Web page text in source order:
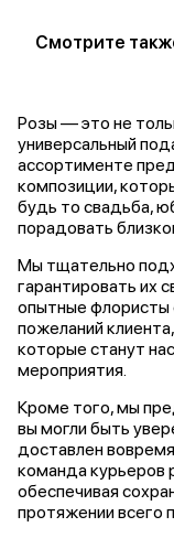
Смотрите
Розы — это не
универсальный
ассортименте
композиции,
будь то свадьба,
порадовать
Мы тщательно
гарантировать их
опытные флористы
пожеланий
которые станут
мероприятия.
Кроме того, мы
вы могли быть
доставлен
команда курьеров
обеспечивая
протяжении всего